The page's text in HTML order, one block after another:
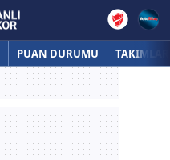
PUAN DURUMU TAKIMLAR